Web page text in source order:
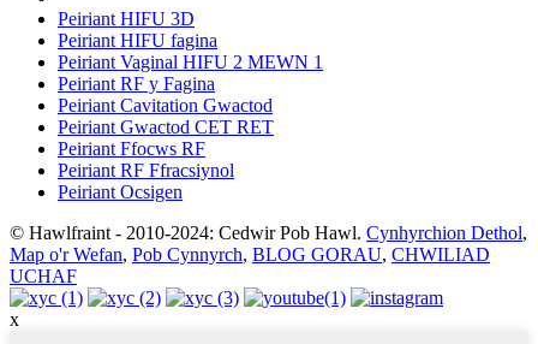
Peiriant HIFU 3D
Peiriant HIFU fagina
Peiriant Vaginal HIFU 2 MEWN 1
Peiriant RF y Fagina
Peiriant Cavitation Gwactod
Peiriant Gwactod CET RET
Peiriant Ffocws RF
Peiriant RF Ffracsiynol
Peiriant Ocsigen
© Hawlfraint - 2010-2024: Cedwir Pob Hawl. Cynhyrchion Dethol,
Map o'r Wefan, Pob Cynnyrch, BLOG GORAU, CHWILIAD
UCHAF
x